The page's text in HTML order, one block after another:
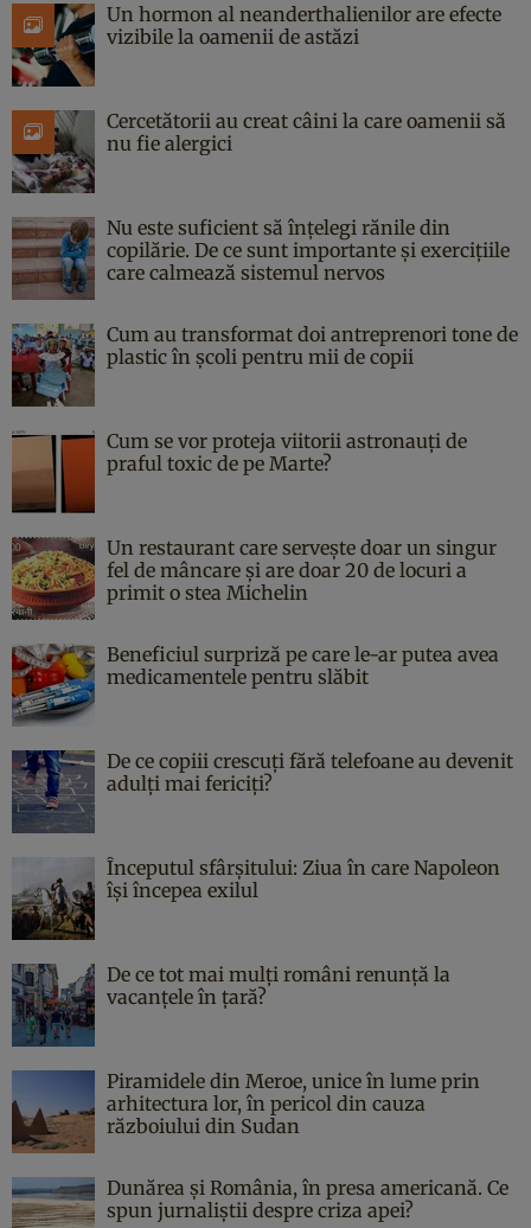
Un hormon al neanderthalienilor are efecte
vizibile la oamenii de astăzi
Cercetătorii au creat câini la care oamenii să
nu fie alergici
Nu este suficient să înțelegi rănile din
copilărie. De ce sunt importante și exercițiile
care calmează sistemul nervos
Cum au transformat doi antreprenori tone de
plastic în școli pentru mii de copii
Cum se vor proteja viitorii astronauți de
praful toxic de pe Marte?
Un restaurant care servește doar un singur
fel de mâncare și are doar 20 de locuri a
primit o stea Michelin
Beneficiul surpriză pe care le-ar putea avea
medicamentele pentru slăbit
De ce copiii crescuți fără telefoane au devenit
adulți mai fericiți?
Începutul sfârşitului: Ziua în care Napoleon
îşi începea exilul
De ce tot mai mulți români renunță la
vacanțele în țară?
Piramidele din Meroe, unice în lume prin
arhitectura lor, în pericol din cauza
războiului din Sudan
Dunărea și România, în presa americană. Ce
spun jurnaliștii despre criza apei?